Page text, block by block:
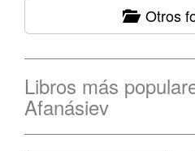
Otros
Libros más
Afanásiev